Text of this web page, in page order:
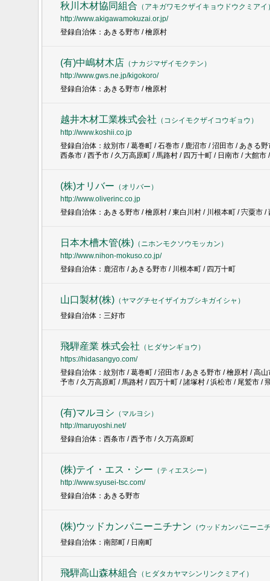
秋川木材協同組合 （ アキガワモクザイキョウドウクミアイ
http://www.akigawamokuzai.or.jp/
登録自治体：あきる野市 / 檜原村
(有)中嶋材木店 （ナカジマザイモクテン ）
http://www.gws.ne.jp/kigokoro/
登録自治体：あきる野市 / 檜原村
越井木材工業株式会社 （ コシイモクザイコウギョウ ）
http://www.koshii.co.jp
登録自治体：紋別市 / 葛巻町 / 石巻市 / 鹿沼市 / 沼田市 / あきる
西条市 / 西予市 / 久万高原町 / 馬路村 / 四万十町 / 日南市 / 大館市
(株)オリバー （ オリバー ）
http://www.oliverinc.co.jp
登録自治体：あきる野市 / 檜原村 / 東白川村 / 川根本町 / 宍粟市 /
日本木槽木管(株)（ ニホンモクソウモッカン ）
http://www.nihon-mokuso.co.jp/
登録自治体：鹿沼市 / あきる野市 / 川根本町 / 四万十町
山口製材(株)（ ヤマグチセイザイカブシキガイシャ ）
登録自治体：三好市
飛騨産業 株式会社 （ ヒダサンギョウ ）
https://hidasangyo.com/
登録自治体：紋別市 / 葛巻町 / 沼田市 / あきる野市 / 檜原村 / 高
予市 / 久万高原町 / 馬路村 / 四万十町 / 諸塚村 / 浜松市 / 尾鷲市 /
(有)マルヨシ （ マルヨシ ）
http://maruyoshi.net/
登録自治体：西条市 / 西予市 / 久万高原町
(株)テイ・エス・シー （ティエスシー ）
http://www.syusei-tsc.com/
登録自治体：あきる野市
(株)ウッドカンパニーニチナン （ ウッドカンパニーニ
登録自治体：南部町 / 日南町
飛騨高山森林組合 （ ヒダタカヤマシンリンクミアイ ）